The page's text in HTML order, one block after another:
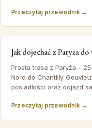
Przeczytaj przewodnik →
Jak dojechać z Paryża
Prosta trasa z Paryża –
Nord do Chantilly-
posiadłości oraz dojazd
Przeczytaj przewodnik →